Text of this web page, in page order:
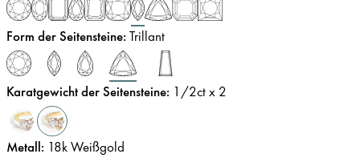
Form der Seitensteine: Trillant
Karatgewicht der Seitensteine: 1/2ct x 2
Metall: 18k Weißgold